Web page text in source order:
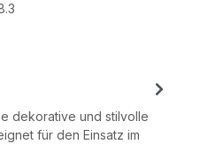
dekorative und stilvolle
für den Einsatz im